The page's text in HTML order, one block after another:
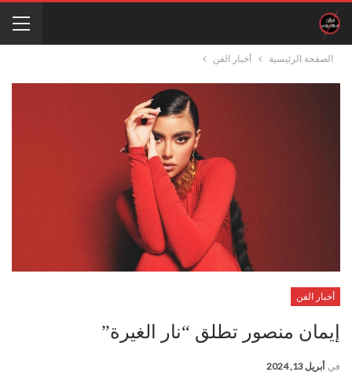
الصفحة الرئيسية أخبار الفن
أخبار الفن
إيمان منصور تطلق “نار الغيرة”
في أبريل 13, 2024